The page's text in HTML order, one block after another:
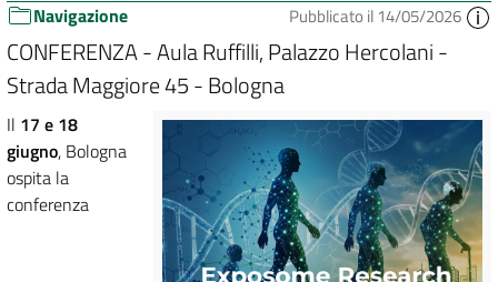
Navigazione Pubblicato il 14/05/2026
CONFERENZA - Aula Ruffilli, Palazzo Hercolani -
Strada Maggiore 45 - Bologna
Il 17 e 18
giugno, Bologna
ospita la
conferenza